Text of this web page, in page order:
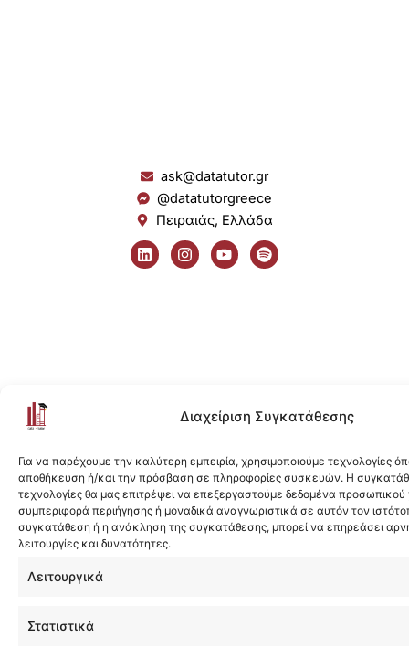
Διαχείριση Συγκατάθεσης
Για να παρέχουμε την καλύτερη εμπειρία, χρησιμοποιούμε τεχνολογίες
αποθήκευση ή/και την πρόσβαση σε πληροφορίες συσκευών. Η
τεχνολογίες θα μας επιτρέψει να επεξεργαστούμε δεδομένα
συμπεριφορά περιήγησης ή μοναδικά αναγνωριστικά σε αυτόν τον
συγκατάθεση ή η ανάκληση της συγκατάθεσης, μπορεί να επηρεάσει
λειτουργίες και δυνατότητες.
Λειτουργικά
Στατιστικά
ask@datatutor.gr
@datatutorgreece
Πειραιάς, Ελλάδα
L
i
n
I
n
s
Y
o
u
S
p
o